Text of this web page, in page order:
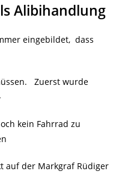
Alibihandlung
eingebildet, dass
Zuerst wurde
kein Fahrrad zu
auf der Markgraf Rüdiger